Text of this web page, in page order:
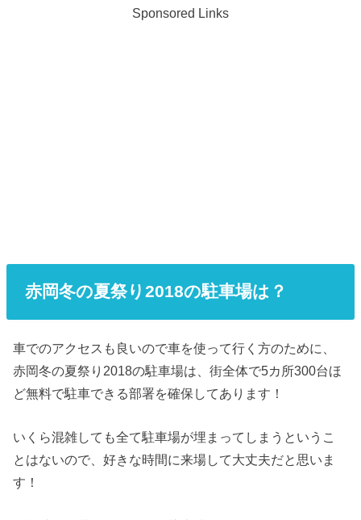
Sponsored Links
赤岡冬の夏祭り2018の駐車場は？
車でのアクセスも良いので車を使って行く方のために、
赤岡冬の夏祭り2018の駐車場は、街全体で5カ所300台ほ
ど無料で駐車できる部署を確保してあります！
いくら混雑しても全て駐車場が埋まってしまうというこ
とはないので、好きな時間に来場して大丈夫だと思いま
す！